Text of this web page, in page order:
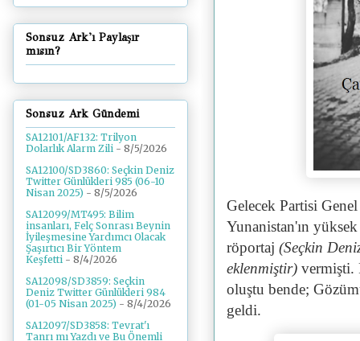
Gelecek Partisi
Yunanistan'ın
röportaj (Seçkin
eklenmiştir) vermişti.
oluştu bende;
geldi.
Sonsuz Ark'ı Paylaşır
mısın?
Sonsuz Ark Gündemi
SA12101/AF132: Trilyon
Dolarlık Alarm Zili - 8/5/2026
SA12100/SD3860: Seçkin Deniz
Twitter Günlükleri 985 (06-10
Nisan 2025) - 8/5/2026
SA12099/MT495: Bilim
insanları, Felç Sonrası Beynin
İyileşmesine Yardımcı Olacak
Şaşırtıcı Bir Yöntem
Keşfetti - 8/4/2026
SA12098/SD3859: Seçkin
Deniz Twitter Günlükleri 984
(01-05 Nisan 2025) - 8/4/2026
SA12097/SD3858: Tevrat'ı
Tanrı mı Yazdı ve Bu Önemli